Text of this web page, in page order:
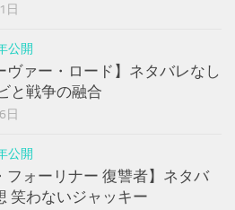
日
公開
ヴァー・ロード】ネタバレなし
と戦争の融合
日
公開
フォーリナー 復讐者】ネタバ
笑わないジャッキー